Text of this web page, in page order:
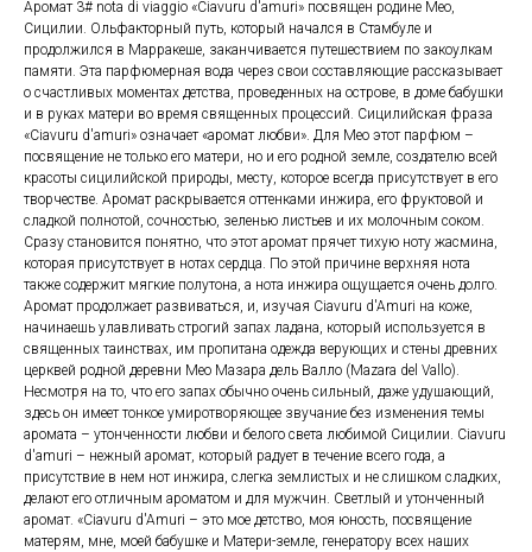
Аромат 3# nota di viaggio «Ciavuru d'amuri» посвящен родине Мео,
Сицилии. Ольфакторный путь, который начался в Стамбуле и
продолжился в Марракеше, заканчивается путешествием по закоулкам
памяти. Эта парфюмерная вода через свои составляющие рассказывает
о счастливых моментах детства, проведенных на острове, в доме бабушки
и в руках матери во время священных процессий. Сицилийская фраза
«Ciavuru d'amuri» означает «аромат любви». Для Мео этот парфюм –
посвящение не только его матери, но и его родной земле, создателю всей
красоты сицилийской природы, месту, которое всегда присутствует в его
творчестве. Аромат раскрывается оттенками инжира, его фруктовой и
сладкой полнотой, сочностью, зеленью листьев и их молочным соком.
Сразу становится понятно, что этот аромат прячет тихую ноту жасмина,
которая присутствует в нотах сердца. По этой причине верхняя нота
также содержит мягкие полутона, а нота инжира ощущается очень долго.
Аромат продолжает развиваться, и, изучая Ciavuru d'Amuri на коже,
начинаешь улавливать строгий запах ладана, который используется в
священных таинствах, им пропитана одежда верующих и стены древних
церквей родной деревни Мео Мазара дель Валло (Mazara del Vallo).
Несмотря на то, что его запах обычно очень сильный, даже удушающий,
здесь он имеет тонкое умиротворяющее звучание без изменения темы
аромата – утонченности любви и белого света любимой Сицилии. Ciavuru
d'amuri – нежный аромат, который радует в течение всего года, а
присутствие в нем нот инжира, слегка землистых и не слишком сладких,
делают его отличным ароматом и для мужчин. Светлый и утонченный
аромат. «Ciavuru d'Amuri – это мое детство, моя юность, посвящение
матерям, мне, моей бабушке и Матери-земле, генератору всех наших